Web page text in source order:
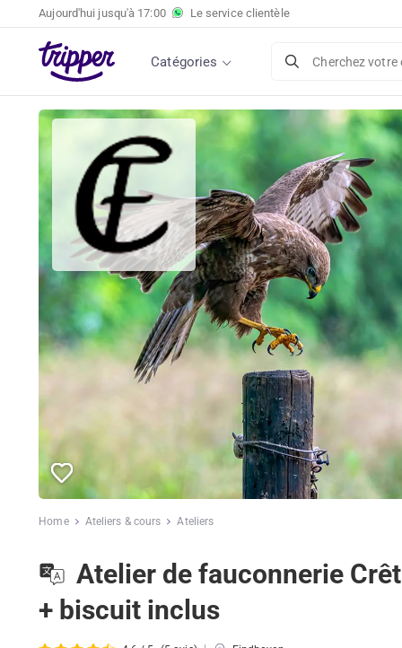
Aujourd'hui jusqu'à 17:00 Le service clientèle
Catégories Cherchez votre
Home Ateliers & cours Ateliers
Atelier de fauconnerie
+ biscuit inclus